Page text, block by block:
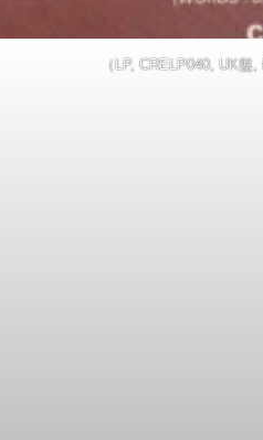
（LP, CRELP040, UK盤